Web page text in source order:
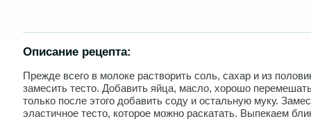
Описание рецепта:
Прежде всего в молоке растворить соль, сахар и из
замесить тесто. Добавить яйца, масло, хорошо
только после этого добавить соду и остальную муку.
эластичное тесто, которое можно раскатать. Выпекаем